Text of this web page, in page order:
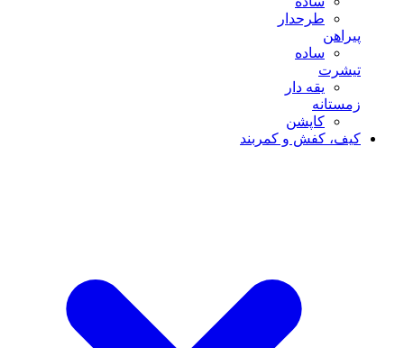
طرحدار
پیراهن
ساده
تیشرت
یقه دار
زمستانه
کاپشن
کیف، کفش و کمربند